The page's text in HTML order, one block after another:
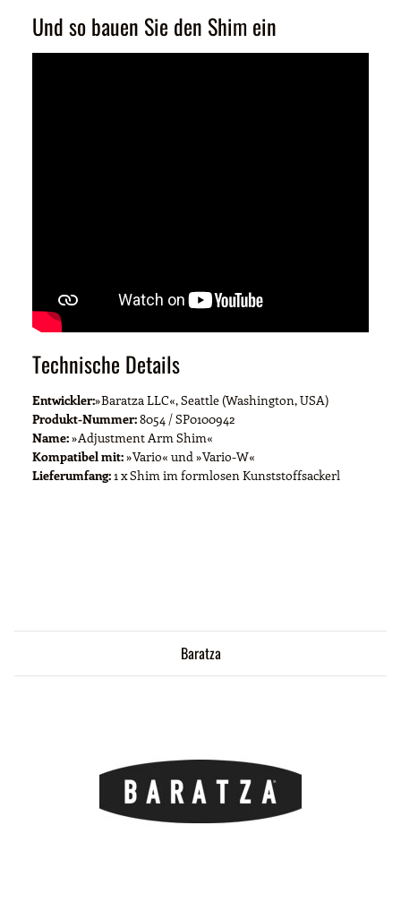
Und so bauen Sie den Shim ein
Technische Details
Entwickler:»Baratza LLC«, Seattle (Washington, USA)
Produkt-Nummer:8054 / SP0100942
Name:»Adjustment Arm Shim«
Kompatibel mit:»Vario« und »Vario-W«
Lieferumfang:1 x Shim im formlosen Kunststoffsackerl
Baratza